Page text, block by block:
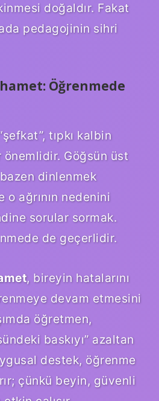
doğaldır. Fakat
pedagojinin sihri
Öğrenmede
tıpkı kalbin
önemlidir. Göğsün üst
bazen dinlenmek
o ağrının nedenini
sorular sormak.
de geçerlidir.
, bireyin hatalarını
devam etmesini
öğretmen,
baskıyı” azaltan
destek, öğrenme
çünkü beyin, güvenli